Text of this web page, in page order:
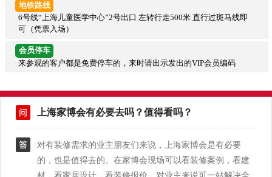
地铁路线
6号线“上海儿童医学中心”2号出口 左转行走500米 直行过斑马线即
可（凭票入场）
会员停车
来参观的客户都是免费停车的，来时请出示发出的VIP会员编码
上海家博会有必要去吗？值得看吗？
对有装修需求的业主朋友们来说，上海家博会是有必要
的，也是值得去的。在家博会现场可以看装修案例，看建